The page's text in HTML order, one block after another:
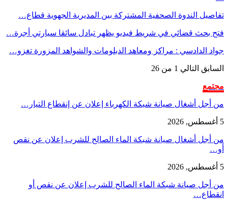
تفاصيل الندوة الصحفية المشتركة بين المديرية الجهوية قطاع…
فتح بحث قضائي في شريط فيديو يظهر تبادل سائقا سيارتي أجرة…
جواد الدادسي : مراكز ومعاهد الدبلومات والشواهد المزورة تغزو…
السابق التالي 1 من 26
مجتمع
من أجل أشغال صيانة شبكة الكهرباء إعلان عن إنقطاع التيار…
5 أغسطس, 2026
من أجل أشغال صيانة شبكة الماء الصالح للشرب إعلان عن نقص
أو…
5 أغسطس, 2026
من أجل صيانة شبكة الماء الصالح للشرب إعلان عن نقص أو
انقطاع…